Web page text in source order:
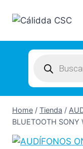
search
Home / Tienda /
BLUETOOTH